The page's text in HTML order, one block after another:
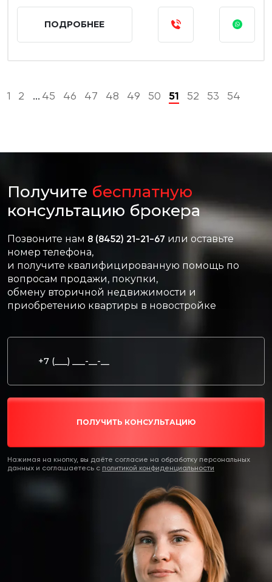
ПОДРОБНЕЕ
1 2 ... 45 46 47 48 49 50 51 52 53 54
Получите бесплатную
консультацию брокера
Позвоните нам 8 (8452) 21-21-67 или оставьте
номер телефона,
и получите квалифицированную помощь по
вопросам продажи, покупки,
обмену вторичной недвижимости и
приобретению квартиры в новостройке
ПОЛУЧИТЬ КОНСУЛЬТАЦИЮ
Нажимая на кнопку, вы даёте согласие на обработку персональных
данных и соглашаетесь c политикой конфиденциальности